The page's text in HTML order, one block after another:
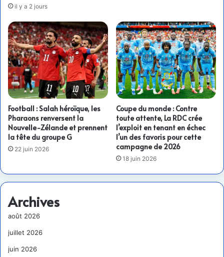
il y a 2 jours
Football : Salah héroïque, les
Pharaons renversent la
Nouvelle-Zélande et prennent
la tête du groupe G
22 juin 2026
Coupe du monde : Contre
toute attente, La RDC crée
l’exploit en tenant en échec
l’un des favoris pour cette
campagne de 2026
18 juin 2026
Archives
août 2026
juillet 2026
juin 2026